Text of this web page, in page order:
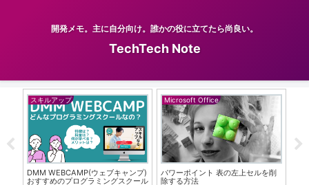
開発メモ。主に自分向け。誰かの役に立てたら尚良い。
TechTech Note
スキルアップ
DMM WEBCAMP(ウェブキャンプ)
おすすめのプログラミングスクール
Microsoft Office
パワーポイント 表の左上セルを削
除する方法